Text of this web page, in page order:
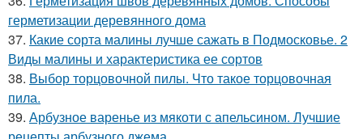
герметизации деревянного дома
37. Какие сорта малины лучше сажать в Подмосковье. 2
Виды малины и характеристика ее сортов
38. Выбор торцовочной пилы. Что такое торцовочная
пила.
39. Арбузное варенье из мякоти с апельсином. Лучшие